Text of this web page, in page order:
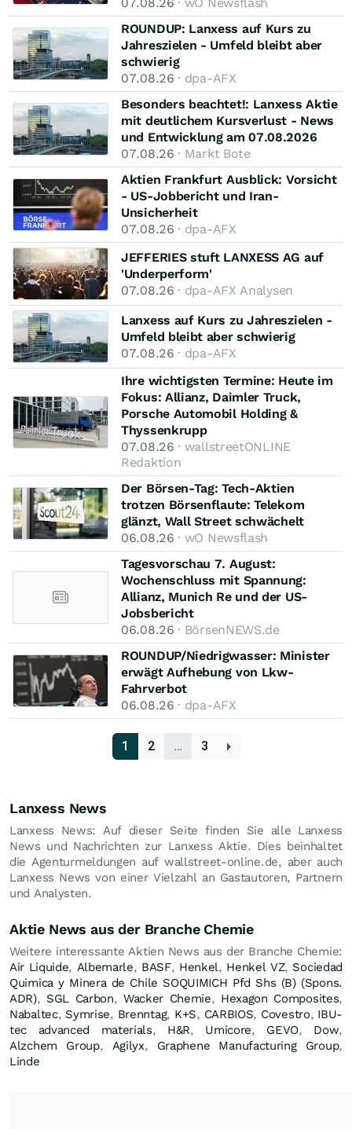
ROUNDUP: Lanxess auf Kurs zu
Jahreszielen - Umfeld bleibt aber
schwierig
07.08.26 · dpa-AFX
Besonders beachtet!: Lanxess Aktie
mit deutlichem Kursverlust - News
und Entwicklung am 07.08.2026
07.08.26 · Markt Bote
Aktien Frankfurt Ausblick: Vorsicht
- US-Jobbericht und Iran-
Unsicherheit
07.08.26 · dpa-AFX
JEFFERIES stuft LANXESS AG auf
'Underperform'
07.08.26 · dpa-AFX Analysen
Lanxess auf Kurs zu Jahreszielen -
Umfeld bleibt aber schwierig
07.08.26 · dpa-AFX
Ihre wichtigsten Termine: Heute im
Fokus: Allianz, Daimler Truck,
Porsche Automobil Holding &
Thyssenkrupp
07.08.26 · wallstreetONLINE
Redaktion
Der Börsen-Tag: Tech-Aktien
trotzen Börsenflaute: Telekom
glänzt, Wall Street schwächelt
06.08.26 · wO Newsflash
Tagesvorschau 7. August:
Wochenschluss mit Spannung:
Allianz, Munich Re und der US-
Jobsbericht
06.08.26 · BörsenNEWS.de
ROUNDUP/Niedrigwasser: Minister
erwägt Aufhebung von Lkw-
Fahrverbot
06.08.26 · dpa-AFX
1 2 … 3
Lanxess News
Lanxess News: Auf dieser Seite finden Sie alle Lanxess
News und Nachrichten zur Lanxess Aktie. Dies beinhaltet
die Agenturmeldungen auf wallstreet-online.de, aber auch
Lanxess News von einer Vielzahl an Gastautoren, Partnern
und Analysten.
Aktie News aus der Branche Chemie
Weitere interessante Aktien News aus der Branche Chemie:
Air Liquide, Albemarle, BASF, Henkel, Henkel VZ, Sociedad
Quimica y Minera de Chile SOQUIMICH Pfd Shs (B) (Spons.
ADR), SGL Carbon, Wacker Chemie, Hexagon Composites,
Nabaltec, Symrise, Brenntag, K+S, CARBIOS, Covestro, IBU-
tec advanced materials, H&R, Umicore, GEVO, Dow,
Alzchem Group, Agilyx, Graphene Manufacturing Group,
Linde